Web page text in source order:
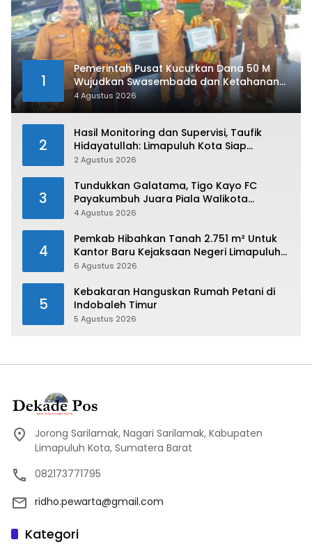
1
Pemerintah Pusat Kucurkan Dana 50 M
Wujudkan Swasembada dan Ketahanan
Pangan di Kabupaten 50 Kota
4 Agustus 2026
2
Hasil Monitoring dan Supervisi, Taufik
Hidayatullah: Limapuluh Kota Siap
Kirimkan Atlet Terbaiknya Pada Porprov
2 Agustus 2026
3
Tundukkan Galatama, Tigo Kayo FC
Payakumbuh Juara Piala Walikota
Payakumbuh 2026
4 Agustus 2026
4
Pemkab Hibahkan Tanah 2.751 m² Untuk
Kantor Baru Kejaksaan Negeri Limapuluh
Kota
6 Agustus 2026
5
Kebakaran Hanguskan Rumah Petani di
Indobaleh Timur
5 Agustus 2026
Jorong Sarilamak, Nagari Sarilamak, Kabupaten
Limapuluh Kota, Sumatera Barat
082173771795
ridho.pewarta@gmail.com
Kategori